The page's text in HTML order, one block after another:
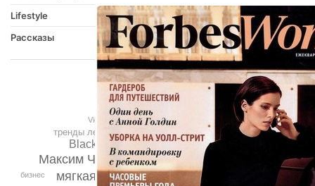
Lifestyle
Рассказы
мягкая мебель
Максим Черницов
Black Friday
тренды лета 2014
бизнес
Victoria Beauty